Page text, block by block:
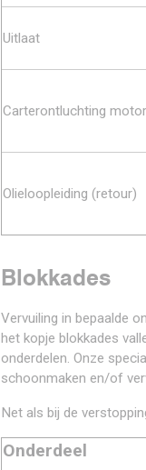
Uitlaat
Carterontluchting
Olieloopleiding (retour)
Blokkades
Vervuiling in bepaalde
het kopje blokkades
onderdelen. Onze
schoonmaken en/of
Net als bij de
Onderdeel